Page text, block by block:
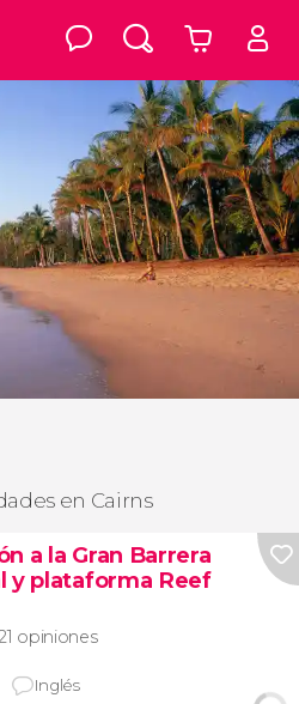
en Cairns
a la Gran Barrera
y plataforma Reef
opiniones
Inglés